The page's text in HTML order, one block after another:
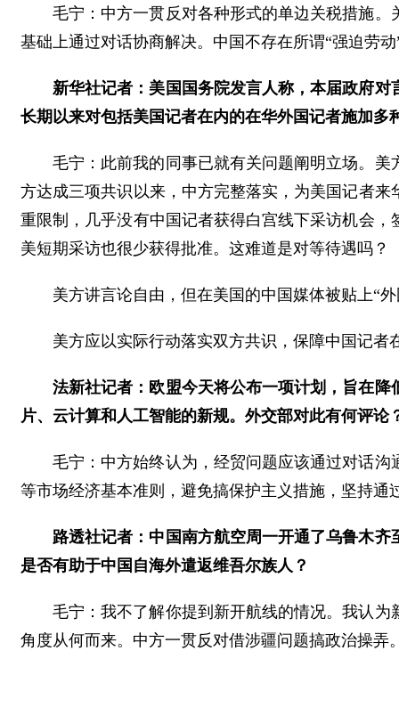
毛宁：中方一贯反对各种形式的单边关税措施
基础上通过对话协商解决。中国不存在所谓“强迫劳
新华社记者：美国国务院发言人称，本届政府
长期以来对包括美国记者在内的在华外国记者施加多
毛宁：此前我的同事已就有关问题阐明立场。
方达成三项共识以来，中方完整落实，为美国记者
重限制，几乎没有中国记者获得白宫线下采访机会
美短期采访也很少获得批准。这难道是对等待遇吗？
美方讲言论自由，但在美国的中国媒体被贴上“
美方应以实际行动落实双方共识，保障中国记者
法新社记者：欧盟今天将公布一项计划，旨在
片、云计算和人工智能的新规。外交部对此有何评论
毛宁：中方始终认为，经贸问题应该通过对话
等市场经济基本准则，避免搞保护主义措施，坚持通
路透社记者：中国南方航空周一开通了乌鲁木
是否有助于中国自海外遣返维吾尔族人？
毛宁：我不了解你提到新开航线的情况。我认
角度从何而来。中方一贯反对借涉疆问题搞政治操弄